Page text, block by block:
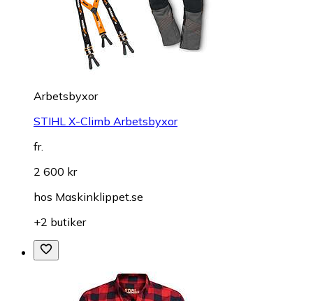
Arbetsbyxor
STIHL X-Climb Arbetsbyxor
fr.
2 600 kr
hos Maskinklippet.se
+2 butiker